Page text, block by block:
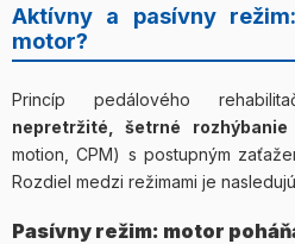
Aktívny a pasívny
motor?
Princíp pedálového
nepretržité, šetrné rozhýbanie
motion, CPM) s postupným
Rozdiel medzi režimami je
Pasívny režim: motor